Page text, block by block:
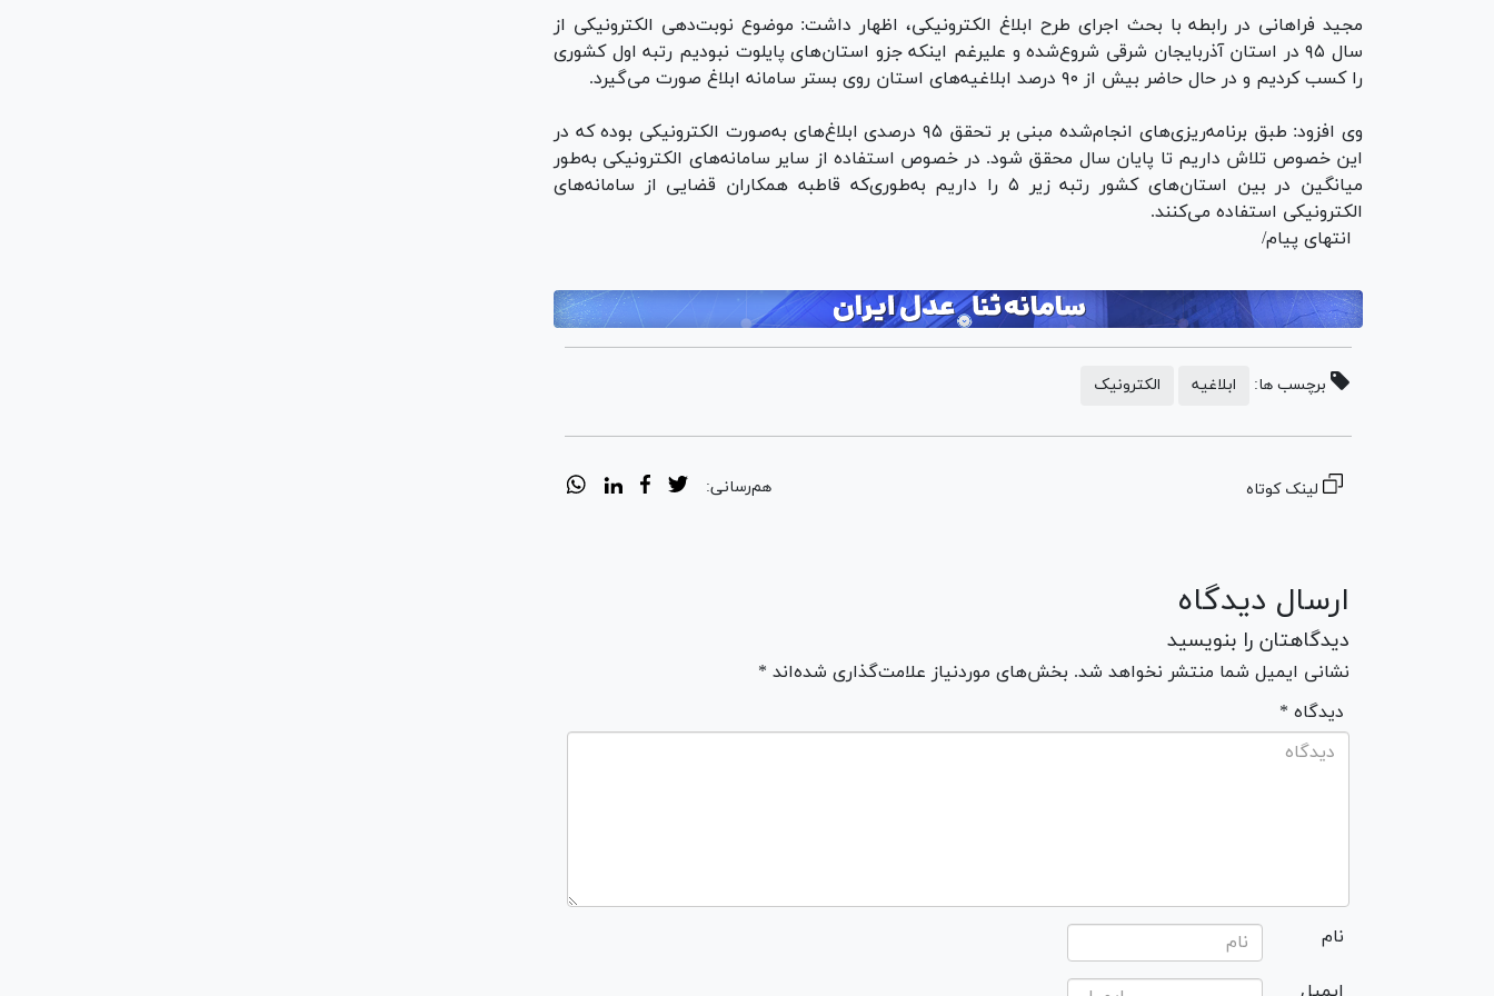
مجید فراهانی در رابطه با بحث اجرای طرح ابلاغ الکترونیکی، اظهار داشت: موضوع نوبت‌دهی الکترونیکی از
سال ۹۵ در استان آذربایجان شرقی شروع‌شده و علیرغم اینکه جزو استان‌های پایلوت نبودیم رتبه اول کشوری
را کسب کردیم و در حال حاضر بیش از ۹۰ درصد ابلاغیه‌های استان روی بستر سامانه ابلاغ صورت می‌گیرد.
وی افزود: طبق برنامه‌ریزی‌های انجام‌شده مبنی بر تحقق ۹۵ درصدی ابلاغ‌های به‌صورت الکترونیکی بوده که در
این خصوص تلاش داریم تا پایان سال محقق شود. در خصوص استفاده از سایر سامانه‌های الکترونیکی به‌طور
میانگین در بین استان‌های کشور رتبه زیر ۵ را داریم به‌طوری‌که قاطبه همکاران قضایی از سامانه‌های
الکترونیکی استفاده می‌کنند.
انتهای پیام/
برچسب ها: ابلاغیه الکترونیک
لینک کوتاه هم‌رسانی:
ارسال دیدگاه
دیدگاهتان را بنویسید
نشانی ایمیل شما منتشر نخواهد شد. بخش‌های موردنیاز علامت‌گذاری شده‌اند *
* دیدگاه
نام